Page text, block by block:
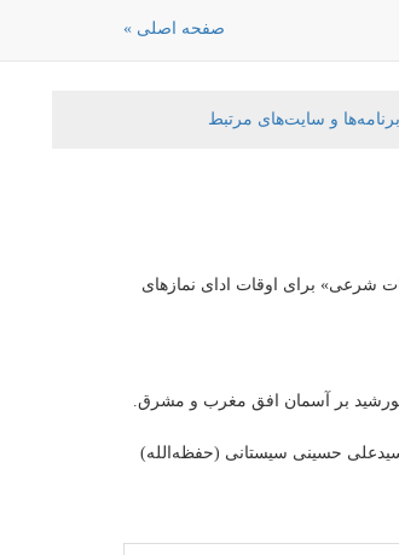
صفحه اصلی »
برنامه‌ها و سایت‌های مرتبط
شرعی» برای اوقات ادای نمازهای
خورشید بر آسمان افق مغرب و مشرق.
حسینی سیستانی (حفظه‌الله)